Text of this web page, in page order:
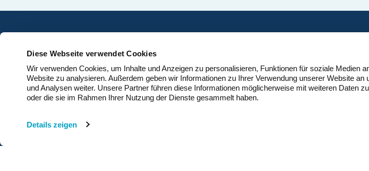
Diese Webseite verwendet Cookies
Wir verwenden Cookies, um Inhalte und Anzeigen zu personalisieren, Funktionen für soziale Medien
Website zu analysieren. Außerdem geben wir Informationen zu Ihrer Verwendung unserer Website
und Analysen weiter. Unsere Partner führen diese Informationen möglicherweise mit weiteren Daten
oder die sie im Rahmen Ihrer Nutzung der Dienste gesammelt haben.
Details zeigen
kostengünstigste neue fossile
Home
Windenergie
News
Über Uns
Kontakt
Suisse Eole
Geschäftsstelle
Deutschschweiz
Byfangweg 53